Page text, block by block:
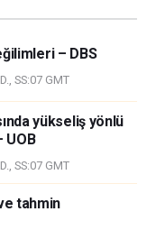
döviz ticaretini tercih
ifade edilen görüşler
görüşlerini ifade
FXStreet
değildir.
analiz, fiyatlar
bilgiler çalışanlar,
piyasa yorumu olarak
olarak ortaya
– DBS
SS:07 GMT
yükseliş yönlü
UOB
SS:07 GMT
tahmin